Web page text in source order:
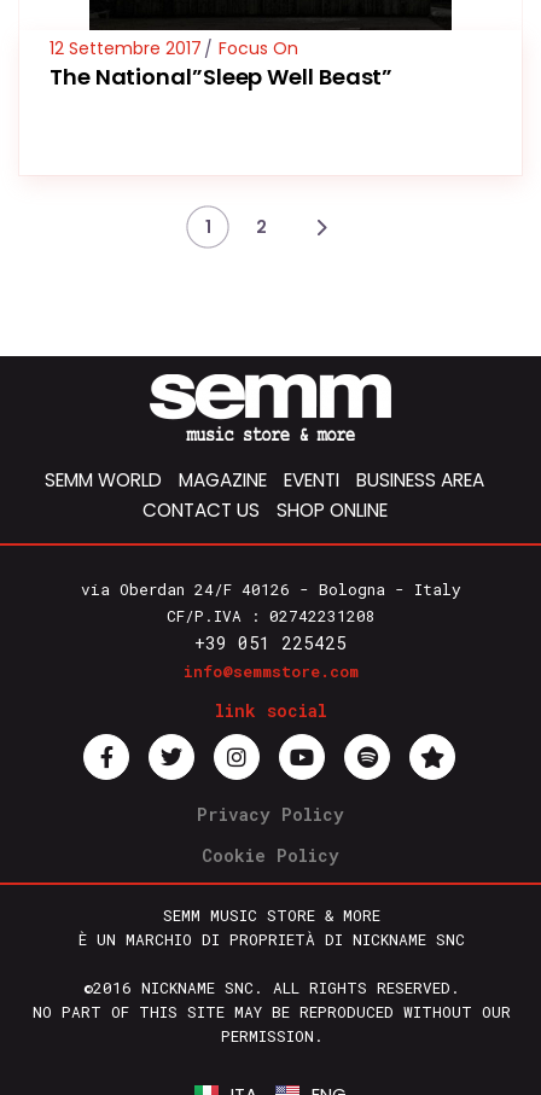
12 Settembre 2017 Focus On
The National”Sleep Well Beast”
1 2
SEMM WORLD MAGAZINE EVENTI
BUSINESS AREA
CONTACT US
SHOP ONLINE
via Oberdan 24/F 40126 - Bologna - Italy
CF/P.IVA : 02742231208
+39 051 225425
info@semmstore.com
link social
Privacy Policy
Cookie Policy
SEMM MUSIC STORE & MORE
È UN MARCHIO DI PROPRIETÀ DI NICKNAME SNC
©2016 NICKNAME SNC. ALL RIGHTS RESERVED.
NO PART OF THIS SITE MAY BE REPRODUCED WITHOUT OUR
PERMISSION.